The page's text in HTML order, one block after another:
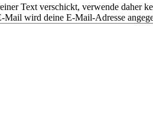
Text verschickt, verwende daher
wird deine E-Mail-Adresse